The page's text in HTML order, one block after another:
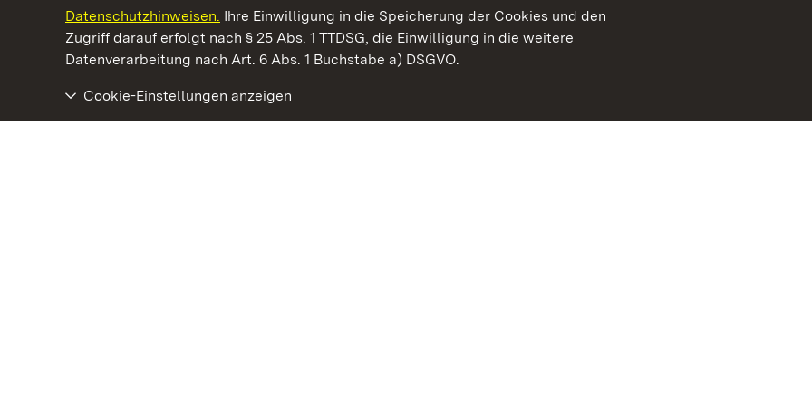
Datenschutzhinweisen. Ihre Einwilligung in die Speicherung der Cookies und den
Zugriff darauf erfolgt nach § 25 Abs. 1 TTDSG, die Einwilligung in die weitere
Datenverarbeitung nach Art. 6 Abs. 1 Buchstabe a) DSGVO.
Cookie-Einstellungen anzeigen
Kommen. Staunen. Genießen.